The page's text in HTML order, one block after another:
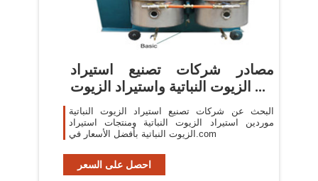
مصادر شركات تصنيع استيراد
الزيوت النباتية واستيراد الزيوت ...
البحث عن شركات تصنيع استيراد الزيوت النباتية
موردين استيراد الزيوت النباتية ومنتجات استيراد
الزيوت النباتية بأفضل الأسعار في.com
احصل على السعر